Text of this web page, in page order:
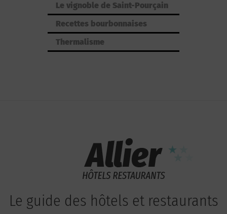
Le vignoble de Saint-Pourçain
Recettes bourbonnaises
Thermalisme
Le guide des hôtels et restaurants